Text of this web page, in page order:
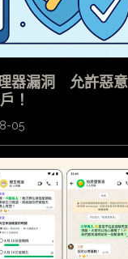
器漏洞 允許惡
！
05